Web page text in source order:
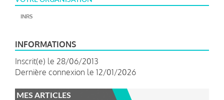
INRS
INFORMATIONS
Inscrit(e) le 28/06/2013
Dernière connexion le 12/01/2026
MES ARTICLES